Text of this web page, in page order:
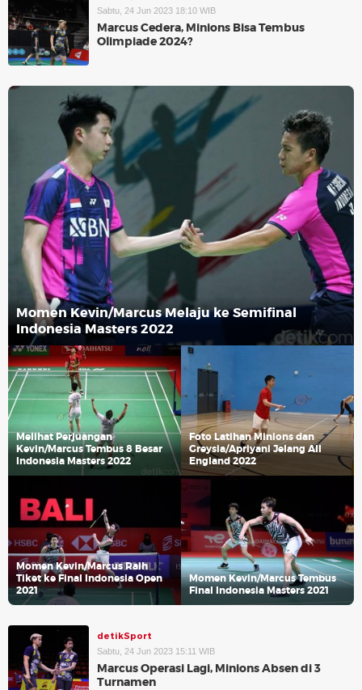
Sabtu, 24 Jun 2023 18:10 WIB
Marcus Cedera, Minions Bisa Tembus
Olimpiade 2024?
Momen Kevin/Marcus Melaju ke Semifinal
Indonesia Masters 2022
Melihat Perjuangan
Kevin/Marcus Tembus 8 Besar
Indonesia Masters 2022
Foto Latihan Minions dan
Greysia/Apriyani Jelang All
England 2022
Momen Kevin/Marcus Raih
Tiket ke Final Indonesia Open
2021
Momen Kevin/Marcus Tembus
Final Indonesia Masters 2021
detikSport
Sabtu, 24 Jun 2023 15:11 WIB
Marcus Operasi Lagi, Minions Absen di 3
Turnamen